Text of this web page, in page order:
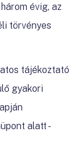
évig, az
törvényes
tájékoztató
gyakori
alatt -